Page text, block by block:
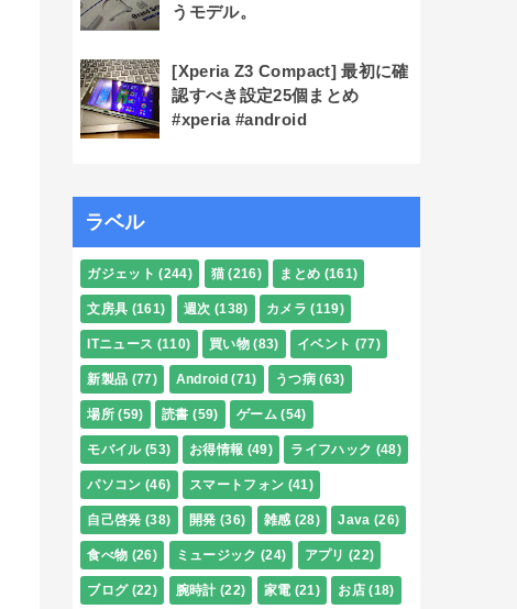
うモデル。
[Xperia Z3 Compact] 最初に確
認すべき設定25個まとめ
#xperia #android
ラベル
ガジェット (244) 猫 (216) まとめ (161)
文房具 (161) 週次 (138) カメラ (119)
ITニュース (110) 買い物 (83) イベント (77)
新製品 (77) Android (71) うつ病 (63)
場所 (59) 読書 (59) ゲーム (54)
モバイル (53) お得情報 (49) ライフハック (48)
パソコン (46) スマートフォン (41)
自己啓発 (38) 開発 (36) 雑感 (28) Java (26)
食べ物 (26) ミュージック (24) アプリ (22)
ブログ (22) 腕時計 (22) 家電 (21) お店 (18)